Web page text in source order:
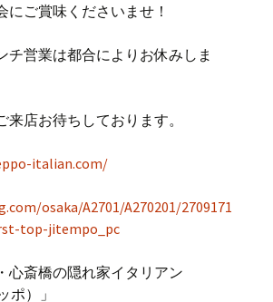
にご賞味くださいませ！
チ営業は都合によりお休みしま
来店お待ちしております。
italian.com/
osaka/A2701/A270201/2709171
top-jitempo_pc
心斎橋の隠れ家イタリアン
ポ）」